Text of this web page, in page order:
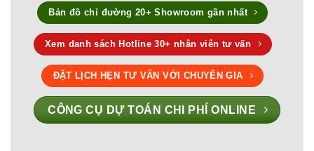
Bản đồ chỉ đường 20+ Showroom gần nhất
Xem danh sách Hotline 30+ nhân viên tư vấn
ĐẶT LỊCH HẸN TƯ VẤN VỚI CHUYÊN GIA
CÔNG CỤ DỰ TOÁN CHI PHÍ ONLINE